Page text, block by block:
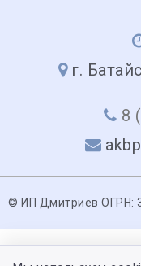
г.
8
© ИП Дмитриев ОГРН: